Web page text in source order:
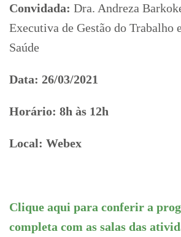
Convidada: Dra. Andreza
Executiva de Gestão do Trabalho
Saúde
Data: 26/03/2021
Horário: 8h às 12h
Local: Webex
Clique aqui para conferir a
completa com as salas das